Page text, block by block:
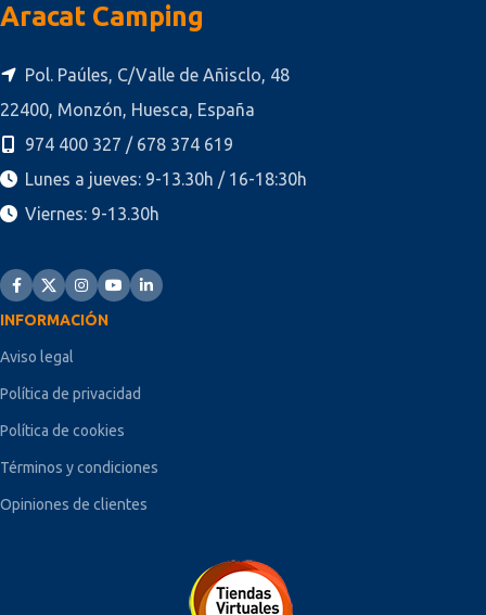
Aracat Camping
Pol. Paúles, C/Valle de Añisclo, 48
22400, Monzón, Huesca, España
974 400 327 / 678 374 619
Lunes a jueves: 9-13.30h / 16-18:30h
Viernes: 9-13.30h
INFORMACIÓN
Aviso legal
Política de privacidad
Política de cookies
Términos y condiciones
Opiniones de clientes